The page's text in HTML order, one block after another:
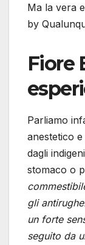
Ma la vera
by
Fiore
Parliamo
anestetico
dagli
stomaco o
gli
un forte
seguito da